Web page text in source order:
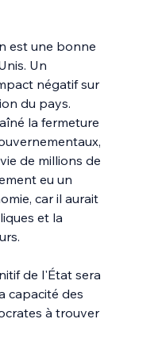
est une bonne
Un
négatif sur
du pays.
la fermeture
de millions de
eu un
car il aurait
et la
de l'État sera
capacité des
à trouver